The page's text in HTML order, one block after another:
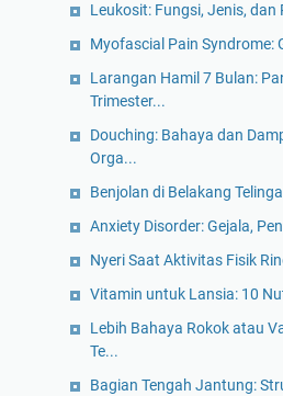
Leukosit: Fungsi, Jenis, dan
Myofascial Pain Syndrome:
Larangan Hamil 7 Bulan:
Trimester...
Douching: Bahaya dan
Orga...
Benjolan di Belakang
Anxiety Disorder: Gejala,
Nyeri Saat Aktivitas Fisik
Vitamin untuk Lansia: 10
Lebih Bahaya Rokok atau
Te...
Bagian Tengah Jantung: